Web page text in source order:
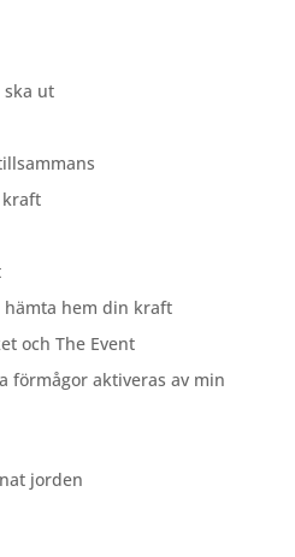
ska ut
kraft
hem din kraft
och The Event
förmågor aktiveras av min
jorden